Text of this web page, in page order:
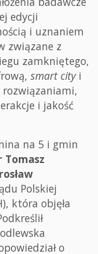
edycji
i uznaniem
związane z
zamkniętego,
smart cityi
i jakość
na 5 i gmin
Tomasz
Polskiej
która objęła
o